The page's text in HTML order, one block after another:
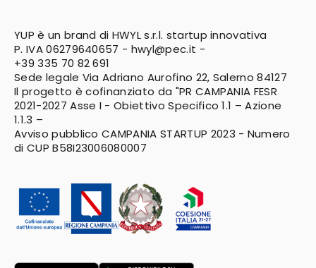
YUP è un brand di HWYL s.r.l. startup innovativa
P. IVA 06279640657 - hwyl@pec.it -
+39 335 70 82 691
Sede legale Via Adriano Aurofino 22, Salerno 84127
Il progetto è cofinanziato da "PR CAMPANIA FESR
2021-2027 Asse I - Obiettivo Specifico 1.1 – Azione
1.1.3 –
Avviso pubblico CAMPANIA STARTUP 2023 - Numero
di CUP B58I23006080007